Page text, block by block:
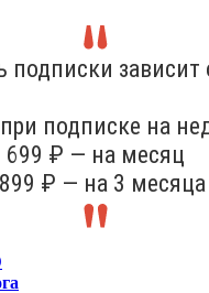
подписки зависит
подписке на
699 ₽ — на месяц
₽ — на 3 месяца